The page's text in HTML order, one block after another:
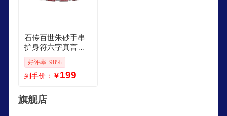
石传百世朱砂手串
护身符六字真言手
链转运珠本命年生
日礼物
好评率: 98%
到手价： ￥199
旗舰店